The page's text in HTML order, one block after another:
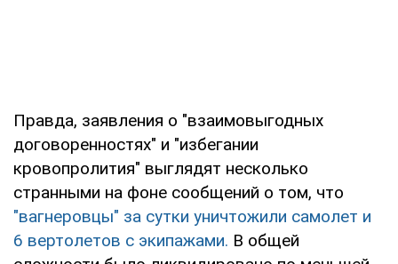
Правда, заявления о "взаимовыгодных
договоренностях" и "избегании
кровопролития" выглядят несколько
странными на фоне сообщений о том, что
"вагнеровцы" за сутки уничтожили самолет и
6 вертолетов с экипажами. В общей